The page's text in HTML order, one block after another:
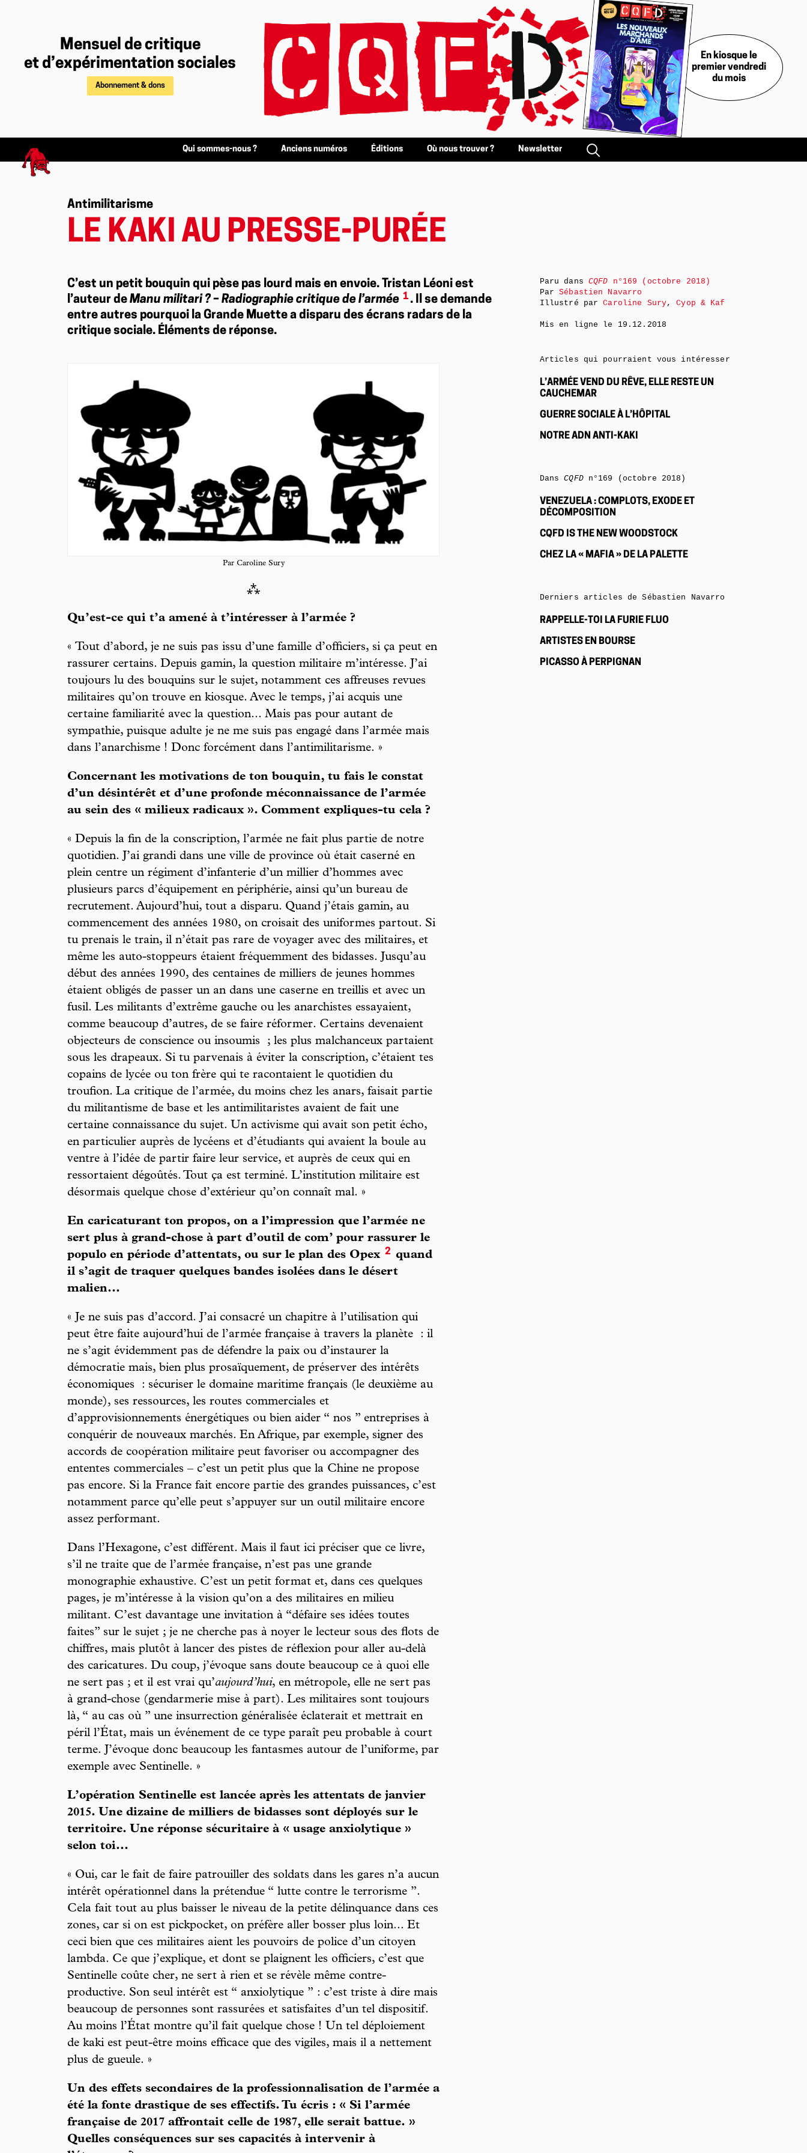
Mensuel de critique
et d’expérimentation sociales
Abonnement & dons
En kiosque le
premier vendredi
du mois
Qui sommes-nous ? Anciens numéros Éditions Où nous trouver ? Newsletter
Antimilitarisme
LE KAKI AU PRESSE-PURÉE
C’est un petit bouquin qui pèse pas lourd mais en envoie. Tristan Léoni est
l’auteur de Manu militari ? – Radiographie critique de l’armée 1 . Il se demande
entre autres pourquoi la Grande Muette a disparu des écrans radars de la
critique sociale. Éléments de réponse.
Par Caroline Sury
⁂
Qu’est-ce qui t’a amené à t’intéresser à l’armée ?
« Tout d’abord, je ne suis pas issu d’une famille d’officiers, si ça peut en
rassurer certains. Depuis gamin, la question militaire m’intéresse. J’ai
toujours lu des bouquins sur le sujet, notamment ces affreuses revues
militaires qu’on trouve en kiosque. Avec le temps, j’ai acquis une
certaine familiarité avec la question... Mais pas pour autant de
sympathie, puisque adulte je ne me suis pas engagé dans l’armée mais
dans l’anarchisme ! Donc forcément dans l’antimilitarisme. »
Concernant les motivations de ton bouquin, tu fais le constat
d’un désintérêt et d’une profonde méconnaissance de l’armée
au sein des « milieux radicaux ». Comment expliques-tu cela ?
« Depuis la fin de la conscription, l’armée ne fait plus partie de notre
quotidien. J’ai grandi dans une ville de province où était caserné en
plein centre un régiment d’infanterie d’un millier d’hommes avec
plusieurs parcs d’équipement en périphérie, ainsi qu’un bureau de
recrutement. Aujourd’hui, tout a disparu. Quand j’étais gamin, au
commencement des années 1980, on croisait des uniformes partout. Si
tu prenais le train, il n’était pas rare de voyager avec des militaires, et
même les auto-stoppeurs étaient fréquemment des bidasses. Jusqu’au
début des années 1990, des centaines de milliers de jeunes hommes
étaient obligés de passer un an dans une caserne en treillis et avec un
fusil. Les militants d’extrême gauche ou les anarchistes essayaient,
comme beaucoup d’autres, de se faire réformer. Certains devenaient
objecteurs de conscience ou insoumis ; les plus malchanceux partaient
sous les drapeaux. Si tu parvenais à éviter la conscription, c’étaient tes
copains de lycée ou ton frère qui te racontaient le quotidien du
troufion. La critique de l’armée, du moins chez les anars, faisait partie
du militantisme de base et les antimilitaristes avaient de fait une
certaine connaissance du sujet. Un activisme qui avait son petit écho,
en particulier auprès de lycéens et d’étudiants qui avaient la boule au
ventre à l’idée de partir faire leur service, et auprès de ceux qui en
ressortaient dégoûtés. Tout ça est terminé. L’institution militaire est
désormais quelque chose d’extérieur qu’on connaît mal. »
En caricaturant ton propos, on a l’impression que l’armée ne
sert plus à grand-chose à part d’outil de com’ pour rassurer le
populo en période d’attentats, ou sur le plan des Opex 2 quand
il s’agit de traquer quelques bandes isolées dans le désert
malien...
« Je ne suis pas d’accord. J’ai consacré un chapitre à l’utilisation qui
peut être faite aujourd’hui de l’armée française à travers la planète : il
ne s’agit évidemment pas de défendre la paix ou d’instaurer la
démocratie mais, bien plus prosaïquement, de préserver des intérêts
économiques : sécuriser le domaine maritime français (le deuxième au
monde), ses ressources, les routes commerciales et
d’approvisionnements énergétiques ou bien aider “ nos ” entreprises à
conquérir de nouveaux marchés. En Afrique, par exemple, signer des
accords de coopération militaire peut favoriser ou accompagner des
ententes commerciales – c’est un petit plus que la Chine ne propose
pas encore. Si la France fait encore partie des grandes puissances, c’est
notamment parce qu’elle peut s’appuyer sur un outil militaire encore
assez performant.
Dans l’Hexagone, c’est différent. Mais il faut ici préciser que ce livre,
s’il ne traite que de l’armée française, n’est pas une grande
monographie exhaustive. C’est un petit format et, dans ces quelques
pages, je m’intéresse à la vision qu’on a des militaires en milieu
militant. C’est davantage une invitation à “défaire ses idées toutes
faites” sur le sujet ; je ne cherche pas à noyer le lecteur sous des flots de
chiffres, mais plutôt à lancer des pistes de réflexion pour aller au-delà
des caricatures. Du coup, j’évoque sans doute beaucoup ce à quoi elle
ne sert pas ; et il est vrai qu’aujourd’hui, en métropole, elle ne sert pas
à grand-chose (gendarmerie mise à part). Les militaires sont toujours
là, “ au cas où ” une insurrection généralisée éclaterait et mettrait en
péril l’État, mais un événement de ce type paraît peu probable à court
terme. J’évoque donc beaucoup les fantasmes autour de l’uniforme, par
exemple avec Sentinelle. »
L’opération Sentinelle est lancée après les attentats de janvier
2015. Une dizaine de milliers de bidasses sont déployés sur le
territoire. Une réponse sécuritaire à « usage anxiolytique »
selon toi...
« Oui, car le fait de faire patrouiller des soldats dans les gares n’a aucun
intérêt opérationnel dans la prétendue “ lutte contre le terrorisme ”.
Cela fait tout au plus baisser le niveau de la petite délinquance dans ces
zones, car si on est pickpocket, on préfère aller bosser plus loin... Et
ceci bien que ces militaires aient les pouvoirs de police d’un citoyen
lambda. Ce que j’explique, et dont se plaignent les officiers, c’est que
Sentinelle coûte cher, ne sert à rien et se révèle même contre-
productive. Son seul intérêt est “ anxiolytique ” : c’est triste à dire mais
beaucoup de personnes sont rassurées et satisfaites d’un tel dispositif.
Au moins l’État montre qu’il fait quelque chose ! Un tel déploiement
de kaki est peut-être moins efficace que des vigiles, mais il a nettement
plus de gueule. »
Un des effets secondaires de la professionnalisation de l’armée a
été la fonte drastique de ses effectifs. Tu écris : « Si l’armée
française de 2017 affrontait celle de 1987, elle serait battue. »
Quelles conséquences sur ses capacités à intervenir à
Paru dans CQFD n°169 (octobre 2018)
ParSébastien Navarro
Illustré parCaroline Sury,Cyop & Kaf
Mis en ligne le 19.12.2018
Articles qui pourraient vous intéresser
L’ARMÉE VEND DU RÊVE, ELLE RESTE UN
CAUCHEMAR
GUERRE SOCIALE À L’HÔPITAL
NOTRE ADN ANTI-KAKI
DansCQFDn°169 (octobre 2018)
VENEZUELA : COMPLOTS, EXODE ET
DÉCOMPOSITION
CQFD IS THE NEW WOODSTOCK
CHEZ LA « MAFIA » DE LA PALETTE
Derniers articles de Sébastien Navarro
RAPPELLE-TOI LA FURIE FLUO
ARTISTES EN BOURSE
PICASSO À PERPIGNAN